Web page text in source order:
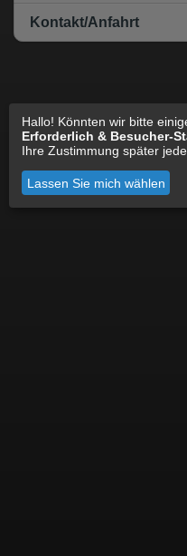
Kontakt/Anfahrt
zur Standard
Datenschutz
Hallo! Könnten wir bitte
Erforderlich & Besucher-
Ihre Zustimmung später
Lassen Sie mich wählen